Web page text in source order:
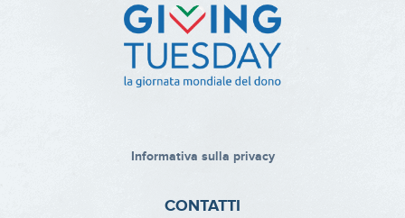
Informativa sulla privacy
CONTATTI